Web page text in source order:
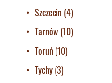
Szczecin (4)
Tarnów (10)
Toruń (10)
Tychy(3)